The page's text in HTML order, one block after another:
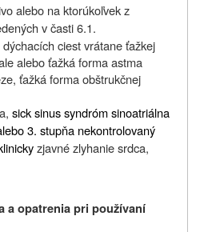
alebo na ktorúkoľvek z
v časti 6.1.
ciest vrátane ťažkej
alebo ťažká forma astma
ťažká forma obštrukčnej
sick sinus syndróm sinoatriálna
3. stupňa nekontrolovaný
zjavné zlyhanie srdca,
a opatrenia pri používaní